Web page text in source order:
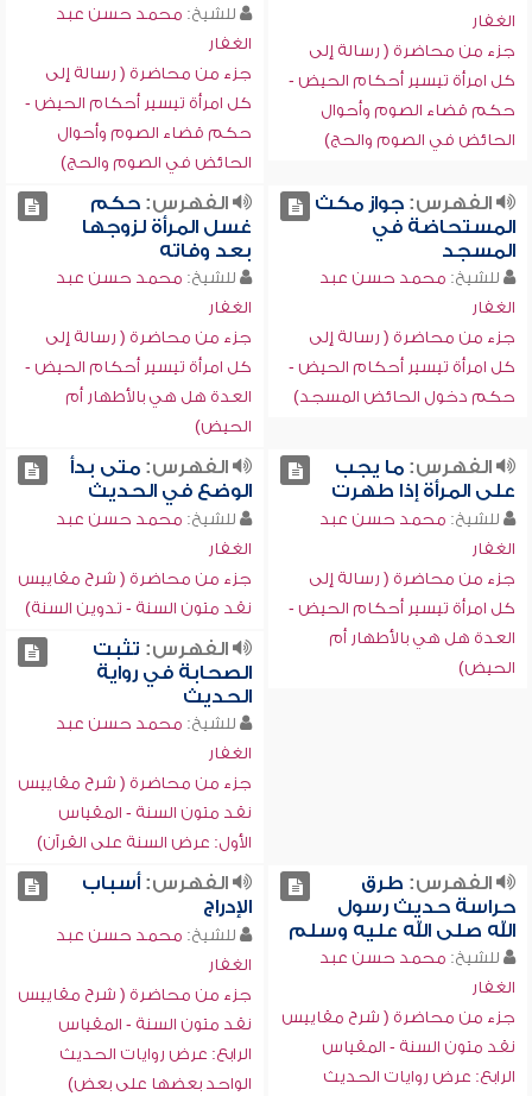
الغفار
جزء من محاضرة ( رسالة إلى
كل امرأة تيسير أحكام الحيض -
حكم قضاء الصوم وأحوال
الحائض في الصوم والحج)
للشيخ: محمد حسن عبد
الغفار
جزء من محاضرة ( رسالة إلى
كل امرأة تيسير أحكام الحيض -
حكم قضاء الصوم وأحوال
الحائض في الصوم والحج)
الفهرس:جواز مكث
المستحاضة في
المسجد
للشيخ: محمد حسن عبد
الغفار
جزء من محاضرة ( رسالة إلى
كل امرأة تيسير أحكام الحيض -
حكم دخول الحائض المسجد)
الفهرس:حكم
غسل المرأة لزوجها
بعد وفاته
للشيخ: محمد حسن عبد
الغفار
جزء من محاضرة ( رسالة إلى
كل امرأة تيسير أحكام الحيض -
العدة هل هي بالأطهار أم
الحيض)
الفهرس:ما يجب
على المرأة إذا طهرت
للشيخ: محمد حسن عبد
الغفار
جزء من محاضرة ( رسالة إلى
كل امرأة تيسير أحكام الحيض -
العدة هل هي بالأطهار أم
الحيض)
الفهرس:متى بدأ
الوضع في الحديث
للشيخ: محمد حسن عبد
الغفار
جزء من محاضرة ( شرح مقاييس
نقد متون السنة - تدوين السنة)
الفهرس: تثبت
الصحابة في رواية
الحديث
للشيخ: محمد حسن عبد
الغفار
جزء من محاضرة ( شرح مقاييس
نقد متون السنة - المقياس
الأول: عرض السنة على القرآن)
الفهرس: طرق
حراسة حديث رسول
الله صلى الله عليه وسلم
للشيخ: محمد حسن عبد
الغفار
جزء من محاضرة ( شرح مقاييس
نقد متون السنة - المقياس
الرابع: عرض روايات الحديث
الفهرس:أسباب
الإدراج
للشيخ: محمد حسن عبد
الغفار
جزء من محاضرة ( شرح مقاييس
نقد متون السنة - المقياس
الرابع: عرض روايات الحديث
الواحد بعضها على بعض)